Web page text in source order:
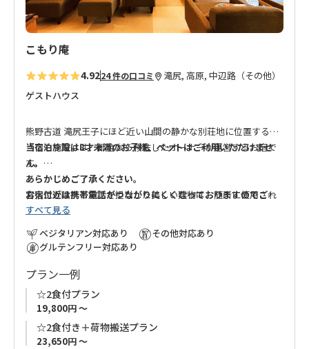
こもり庵
4.9224 件の口コミ
滝尻, 高原, 中辺路（その他）
ゲストハウス
熊野古道 滝尻王子にほど近い山間の静かな別荘地に位置する
「こもり庵」は、都会から移住したオーナーが運営するお宿で
す。
宮大工が設計と施工を担当した美しい建物は、随所に使用され
ている貴重で価値の高い柱や建具をご覧いただけます。
「熊野古道を安心して歩いていただきたい」というオーナーの
思いから、お食事や送迎サービスに加えて、お荷物のお預か
り、次の宿泊施設へのお届け（エリア指定有）もお申し込み可
能。
昼間は熊野古道歩きを楽しみ、夜には川のせせらぎや虫の鳴き
声を耳にし、日々の疲れを癒す時間を堪能ください。
当宿泊施設は8才未満のお子様、ペットはご利用いただけませ
ん。
あらかじめご了承ください。
◆荷物搬送サービスご利用に関する重要なお知らせ◆
こもり庵では、安全管理およびスムーズな受け渡しのため、
携業者以外の荷物搬送サービスをご利用いただけません。
荷物搬送をご希望の場合は、
込みください。
お宿付近は携帯電話がつながりにくくなっておりますのでご注
意ください。
当宿泊施設は、住宅宿泊事業法（民泊新法）に基づいて民泊を
許可された届出住宅です。
届出番号：第M300032789号
すべて見る
ベジタリアン対応あり
グルテンフリー対応あり
その他対応あり
プラン一例
☆2食付プラン
19,800円 ～
☆2食付き＋荷物搬送プラン
23,650円 ～